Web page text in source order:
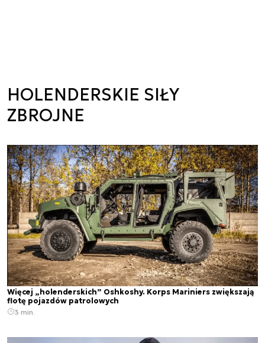
HOLENDERSKIE SIŁY
ZBROJNE
Więcej „holenderskich” Oshkoshy. Korps Mariniers zwiększają
flotę pojazdów patrolowych
3 min.